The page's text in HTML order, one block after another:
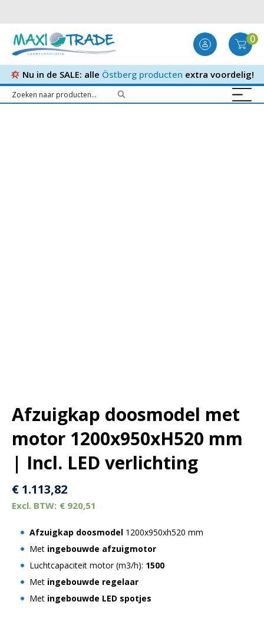
0
Nu in de SALE: alle Östberg producten extra voordelig!
Afzuigkap doosmodel met
motor 1200x950xH520 mm
| Incl. LED verlichting
€ 1.113,82
€ 920,51
Afzuigkap doosmodel 1200x950xh520 mm
Met ingebouwde afzuigmotor
Luchtcapaciteit motor (m3/h): 1500
Met ingebouwde regelaar
Met ingebouwde LED spotjes